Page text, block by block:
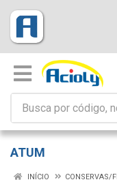
ATUM
INÍCIO CONSERVAS/